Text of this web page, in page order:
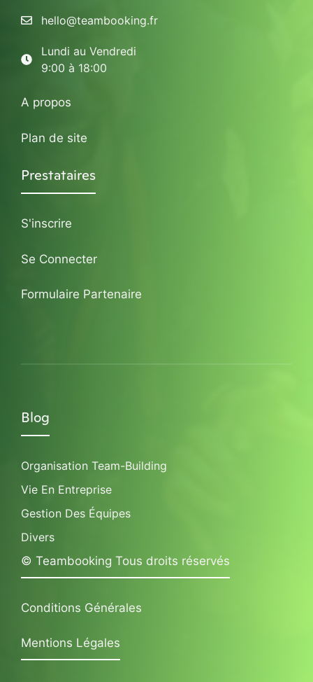
hello@teambooking.fr
Lundi au Vendredi
9:00 à 18:00
A propos
Plan de site
Prestataires
S'inscrire
Se Connecter
Formulaire Partenaire
Blog
Organisation Team-Building
Vie En Entreprise
Gestion Des Équipes
Divers
© Teambooking Tous droits réservés
Conditions Générales
Mentions Légales